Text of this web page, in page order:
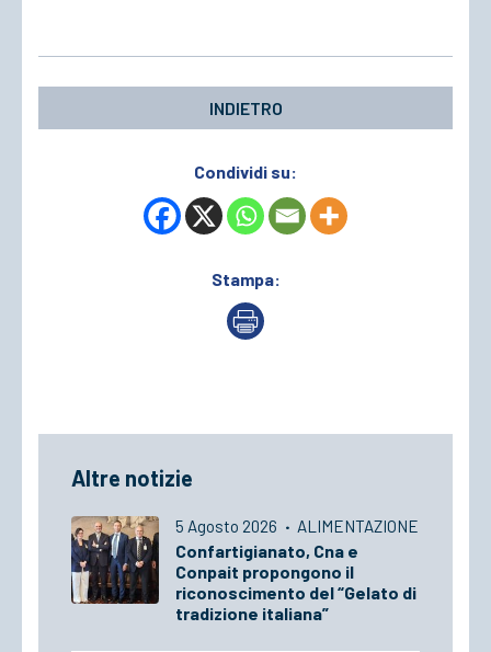
INDIETRO
Condividi su:
Stampa:
Altre notizie
5 Agosto 2026 · ALIMENTAZIONE
Confartigianato, Cna e
Conpait propongono il
riconoscimento del “Gelato di
tradizione italiana”